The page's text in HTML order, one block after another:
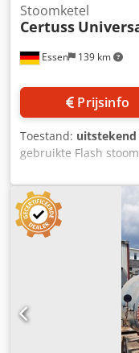
Essen 139 km
Stoomketel
Certuss
Prijsinfo
Toestand:
gebruikte Flash
Type: Universele TC
warmtevermogen:
103,5 l Testdruk: 57
markering: CE 0035
gasbrander,
touchbediening,
bestaande grove en